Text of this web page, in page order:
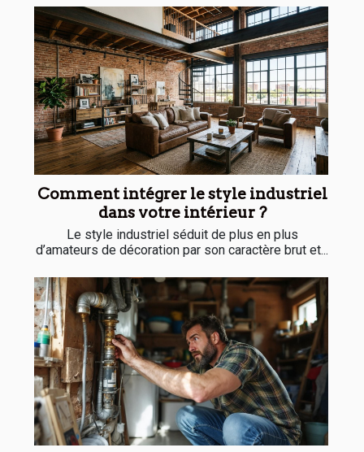
Comment intégrer le style industriel
dans votre intérieur ?
Le style industriel séduit de plus en plus
d’amateurs de décoration par son caractère brut et...